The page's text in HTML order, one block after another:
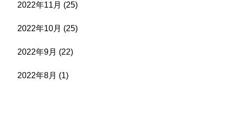
2022年11月 (25)
2022年10月 (25)
2022年9月 (22)
2022年8月 (1)